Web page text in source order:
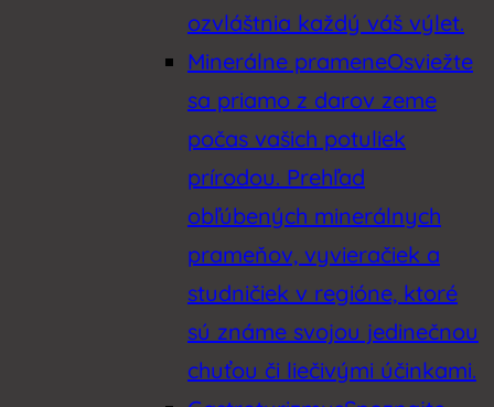
ozvláštnia každý váš výlet.
Minerálne prameneOsviežte
sa priamo z darov zeme
počas vašich potuliek
prírodou. Prehľad
obľúbených minerálnych
prameňov, vyvieračiek a
studničiek v regióne, ktoré
sú známe svojou jedinečnou
chuťou či liečivými účinkami.